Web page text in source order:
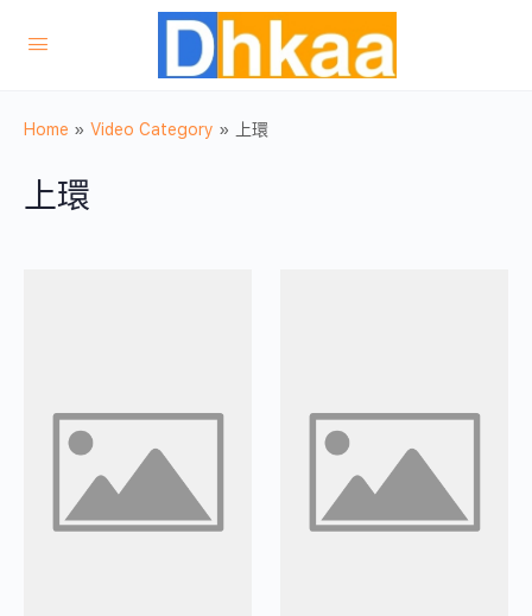
Home » Video Category » 上環
上環